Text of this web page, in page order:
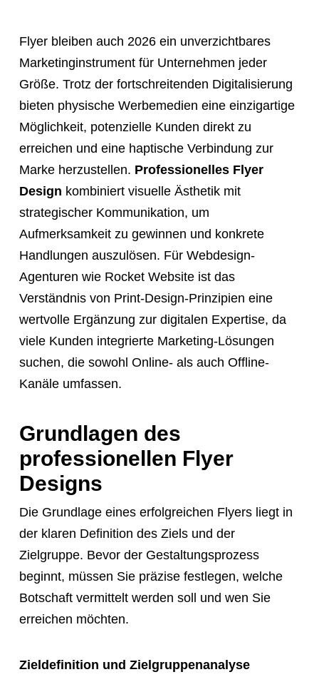
Flyer bleiben auch 2026 ein unverzichtbares
Marketinginstrument für Unternehmen jeder
Größe. Trotz der fortschreitenden Digitalisierung
bieten physische Werbemedien eine einzigartige
Möglichkeit, potenzielle Kunden direkt zu
erreichen und eine haptische Verbindung zur
Marke herzustellen. Professionelles Flyer
Design kombiniert visuelle Ästhetik mit
strategischer Kommunikation, um
Aufmerksamkeit zu gewinnen und konkrete
Handlungen auszulösen. Für Webdesign-
Agenturen wie Rocket Website ist das
Verständnis von Print-Design-Prinzipien eine
wertvolle Ergänzung zur digitalen Expertise, da
viele Kunden integrierte Marketing-Lösungen
suchen, die sowohl Online- als auch Offline-
Kanäle umfassen.
Grundlagen des
professionellen Flyer
Designs
Die Grundlage eines erfolgreichen Flyers liegt in
der klaren Definition des Ziels und der
Zielgruppe. Bevor der Gestaltungsprozess
beginnt, müssen Sie präzise festlegen, welche
Botschaft vermittelt werden soll und wen Sie
erreichen möchten.
Zieldefinition und Zielgruppenanalyse
meeting,
consultation,
appointment
"Hauptstadt
Homepage"
website.
Instead,
provide
them
directly
with